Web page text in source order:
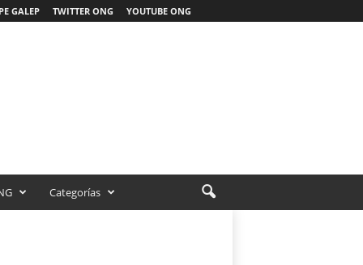
GALEP TWITTER ONG YOUTUBE ONG
Categorías